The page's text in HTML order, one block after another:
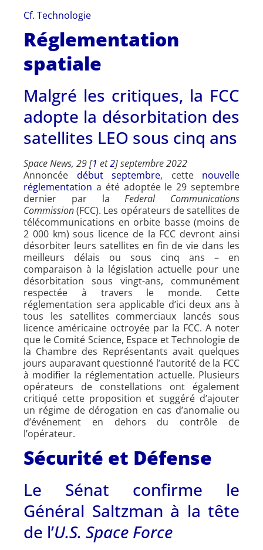
Cf. Technologie
Réglementation
spatiale
Malgré les critiques, la FCC
adopte la désorbitation des
satellites LEO sous cinq ans
Space News, 29 [1 et2] septembre 2022
Annoncée début septembre, cette nouvelle
réglementation a été adoptée le 29 septembre
dernier par laFederal Communications
Commission(FCC). Les opérateurs de satellites de
télécommunications en orbite basse (moins de
2 000 km) sous licence de la FCC devront ainsi
désorbiter leurs satellites en fin de vie dans les
meilleurs délais ou sous cinq ans – en
comparaison à la législation actuelle pour une
désorbitation sous vingt-ans, communément
respectée à travers le monde. Cette
réglementation sera applicable d’ici deux ans à
tous les satellites commerciaux lancés sous
licence américaine octroyée par la FCC. A noter
que le Comité Science, Espace et Technologie de
la Chambre des Représentants avait quelques
jours auparavant questionné l’autorité de la FCC
à modifier la réglementation actuelle. Plusieurs
opérateurs de constellations ont également
critiqué cette proposition et suggéré d’ajouter
un régime de dérogation en cas d’anomalie ou
d’événement en dehors du contrôle de
l’opérateur.
Sécurité et Défense
Le Sénat confirme le
Général Saltzman à la tête
de l’U.S. Space Force